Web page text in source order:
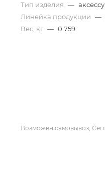
Тип изделия —
Линейка продукции —
Вес, кг — 0.759
Возможен самовывоз,